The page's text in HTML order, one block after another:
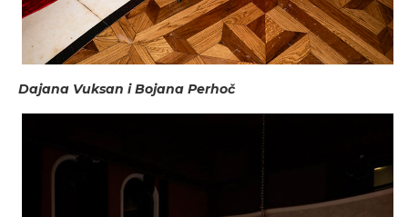
Dajana Vuksan i Bojana Perhoč